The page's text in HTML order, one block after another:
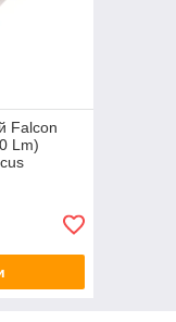
Falcon
Lm)